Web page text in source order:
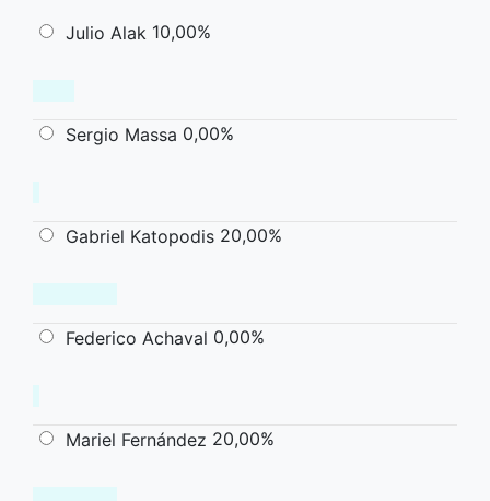
Julio Alak 10,00%
Sergio Massa 0,00%
Gabriel Katopodis 20,00%
Federico Achaval 0,00%
Mariel Fernández 20,00%